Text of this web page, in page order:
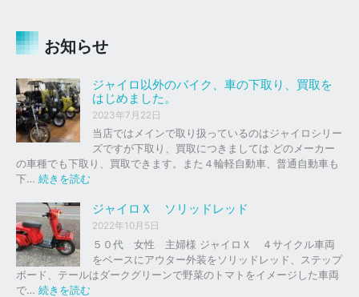
お知らせ
ジャイロ以外のバイク、車の下取り、買取を
はじめました。
2023年7月22日
当店ではメインで取り扱っているのはジャイロシリー
ズですが下取り、買取につきましては どのメーカー
の車種でも下取り、買取できます。また４輪軽自動車、普通自動車も
下… 続きを読む
ャ
イ
ロ
以
外
の
ジャイロＸ ソリッドレッド
2022年10月5日
５０代 女性 主婦様 ジャイロＸ ４サイクル車両
をベースにアウター外装をソリッドレッド、ステップ
ボード、テールはダークグリーンで野菜のトマトをイメージした車両
で… 続きを読む